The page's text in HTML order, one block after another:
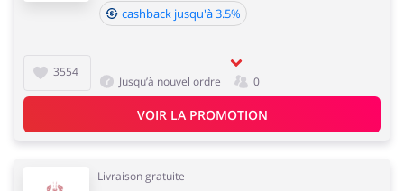
3554
cashback jusqu'à 3.5%
Jusqu’à nouvel ordre 0
VOIR LA PROMOTION
Livraison gratuite